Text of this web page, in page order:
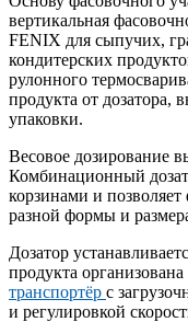
вертикальная
FENIX для сыпучих,
кондитерских
рулонного
продукта от дозатора,
упаковки.
Весовое дозирование
Комбинационный
корзинами и
разной формы и
Дозатор
продукта организована
транспортёр с
и регулировкой